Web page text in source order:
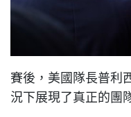
賽後，美國隊長普利
況下展現了真正的團